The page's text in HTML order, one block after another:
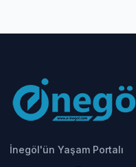
İnegöl'ün Yaşam Portalı